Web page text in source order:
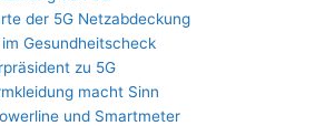
der 5G Netzabdeckung
Gesundheitscheck
zu 5G
macht Sinn
und Smartmeter